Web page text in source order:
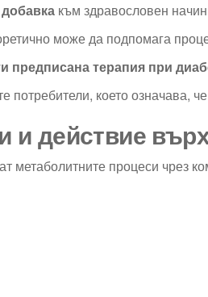
към здравословен
може да подпомага
предписана терапия при
което означава,
и действие
метаболитните процеси чрез